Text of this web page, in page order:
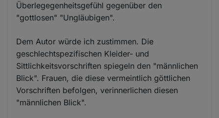
Überlegegenheitsgefühl gegenüber den
"gottlosen" "Ungläubigen".
Dem Autor würde ich zustimmen. Die
geschlechtspezifischen Kleider- und
Sittlichkeitsvorschriften spiegeln den "männlichen
Blick". Frauen, die diese vermeintlich göttlichen
Vorschriften befolgen, verinnerlichen diesen
"männlichen Blick".